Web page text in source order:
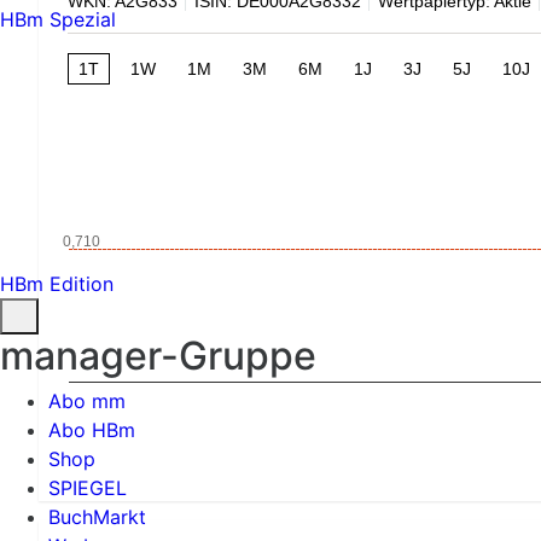
1T 1W 1M 3M 6M 1J 3J 5J 10J
0,710
HBm Spezial
HBm Edition
manager-Gruppe
Abo mm
Abo HBm
Shop
SPIEGEL
BuchMarkt